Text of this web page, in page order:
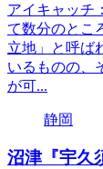
アイキャッチ
て数分のとこ
立地」と呼ば
いるものの、
が可...
静岡
沼津『宇久